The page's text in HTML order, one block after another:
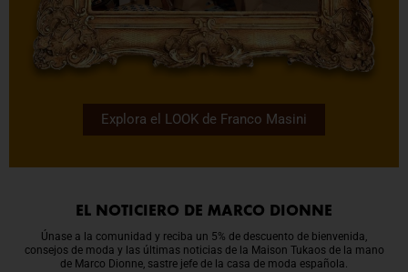
Explora el LOOK de Franco Masini
EL NOTICIERO DE MARCO DIONNE
Únase a la comunidad y reciba un 5% de descuento de bienvenida,
consejos de moda y las últimas noticias de la Maison Tukaos de la mano
de Marco Dionne, sastre jefe de la casa de moda española.